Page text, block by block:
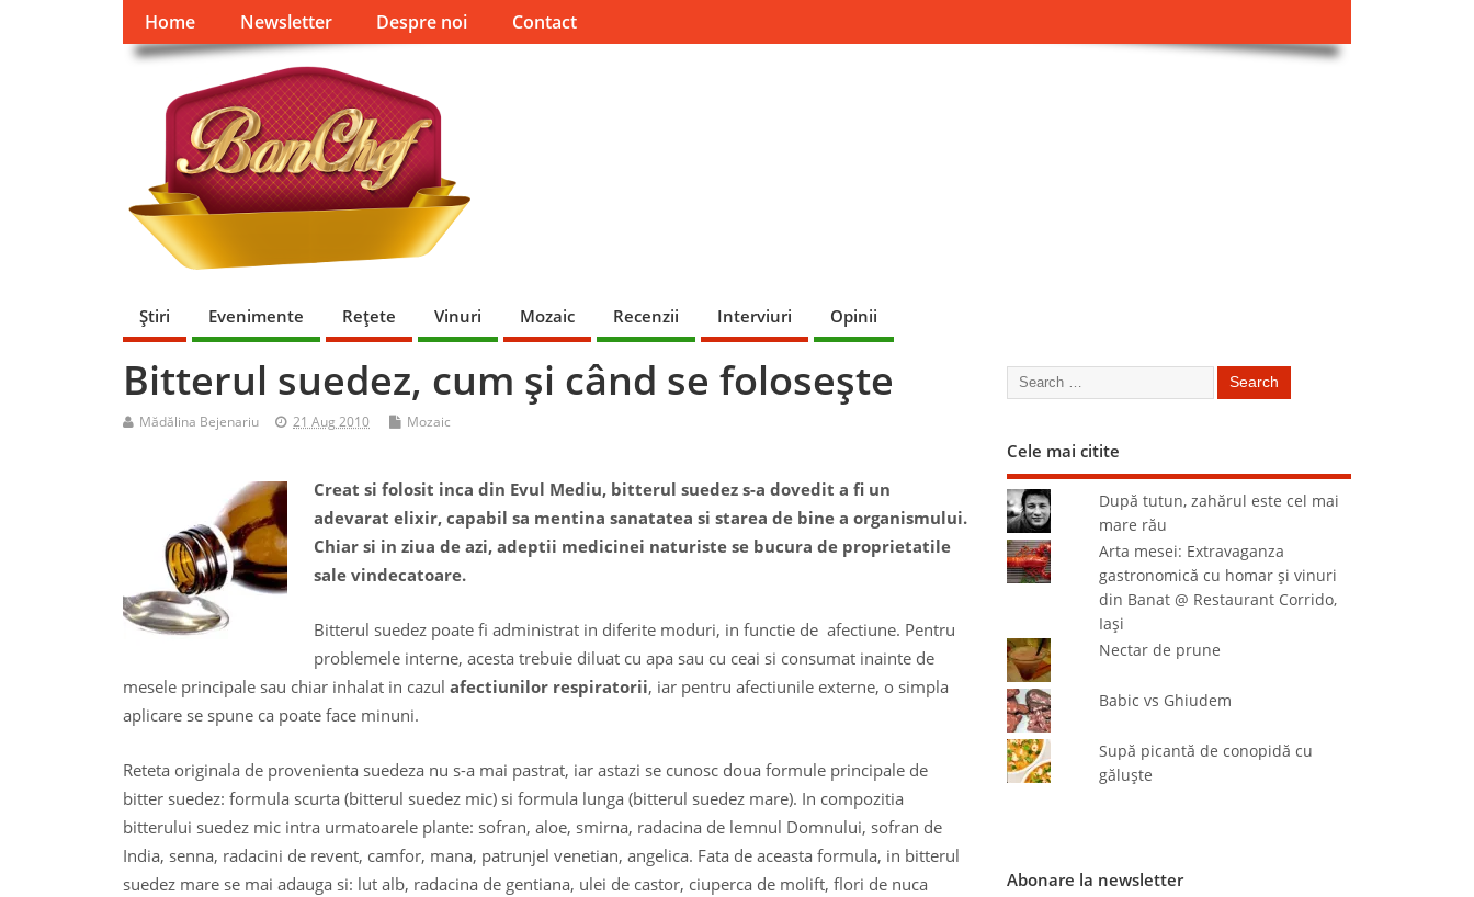
Home Newsletter Despre noi Contact
Ştiri Evenimente Reţete Vinuri Mozaic Recenzii Interviuri Opinii
Bitterul suedez, cum şi când se foloseşte
Mădălina Bejenariu 21 Aug 2010 Mozaic
Creat si folosit inca din Evul Mediu, bitterul suedez s-a dovedit a fi un
adevarat elixir, capabil sa mentina sanatatea si starea de bine a organismului.
Chiar si in ziua de azi, adeptii medicinei naturiste se bucura de proprietatile
sale vindecatoare.
Bitterul suedez poate fi administrat in diferite moduri, in functie de afectiune. Pentru
problemele interne, acesta trebuie diluat cu apa sau cu ceai si consumat inainte de
mesele principale sau chiar inhalat in cazul afectiunilor respiratorii, iar pentru afectiunile externe, o simpla
aplicare se spune ca poate face minuni.
Reteta originala de provenienta suedeza nu s-a mai pastrat, iar astazi se cunosc doua formule principale de
bitter suedez: formula scurta (bitterul suedez mic) si formula lunga (bitterul suedez mare). In compozitia
bitterului suedez mic intra urmatoarele plante: sofran, aloe, smirna, radacina de lemnul Domnului, sofran de
India, senna, radacini de revent, camfor, mana, patrunjel venetian, angelica. Fata de aceasta formula, in bitterul
suedez mare se mai adauga si: lut alb, radacina de gentiana, ulei de castor, ciuperca de molift, flori de nuca
Cele mai citite
După tutun, zahărul este cel mai
mare rău
Arta mesei: Extravaganza
gastronomică cu homar şi vinuri
din Banat @ Restaurant Corrido,
Iaşi
Nectar de prune
Babic vs Ghiudem
Supă picantă de conopidă cu
găluşte
Abonare la newsletter